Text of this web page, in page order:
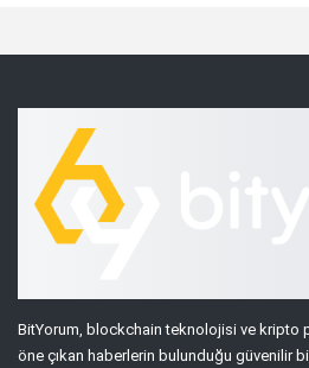
BitYorum, blockchain teknolojisi ve kripto
öne çıkan haberlerin bulunduğu güvenilir